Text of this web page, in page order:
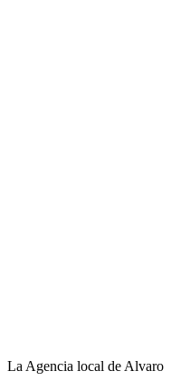
La Agencia local de Alvaro